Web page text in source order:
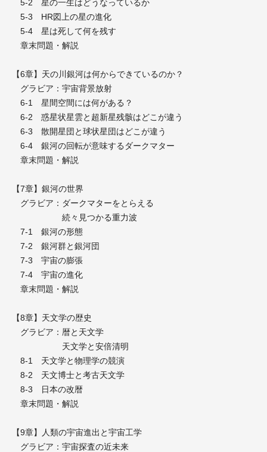
5-2 星の一生はどうなっているか
5-3 HR図上の星の進化
5-4 星は死して何を残す
章末問題・解説
【6章】天の川銀河は何からできているのか？
グラビア：宇宙背景放射
6-1 星間空間には何がある？
6-2 惑星状星雲と超新星残骸はどこが違う
6-3 散開星団と球状星団はどこが違う
6-4 銀河の回転が意味するダークマター
章末問題・解説
【7章】銀河の世界
グラビア：ダークマターをとらえる
続々見つかる重力波
7-1 銀河の形態
7-2 銀河群と銀河団
7-3 宇宙の膨張
7-4 宇宙の進化
章末問題・解説
【8章】天文学の歴史
グラビア：暦と天文学
天文学と安倍清明
8-1 天文学と物理学の競演
8-2 天文博士と考古天文学
8-3 日本の改暦
章末問題・解説
【9章】人類の宇宙進出と宇宙工学
グラビア：宇宙探査の近未来